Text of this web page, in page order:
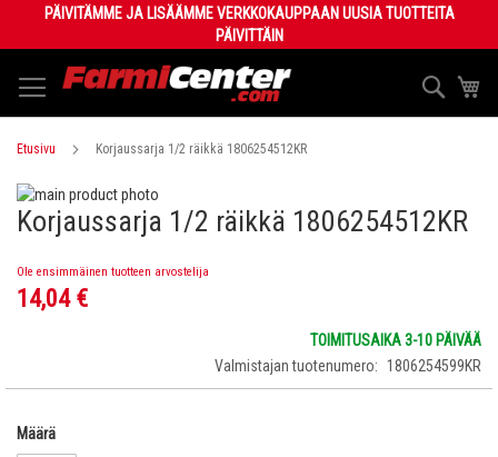
Content
PÄIVITÄMME JA LISÄÄMME VERKKOKAUPPAAN UUSIA TUOTTEITA
PÄIVITTÄIN
Haku
Etusivu Korjaussarja 1/2 räikkä 1806254512KR
Skip
to
the
Skip
of
Korjaussarja 1/2 räikkä 1806254512KR
Ole ensimmäinen tuotteen arvostelija
14,04 €
TOIMITUSAIKA 3-10 PÄIVÄÄ
Valmistajan tuotenumero
1806254599KR
Määrä